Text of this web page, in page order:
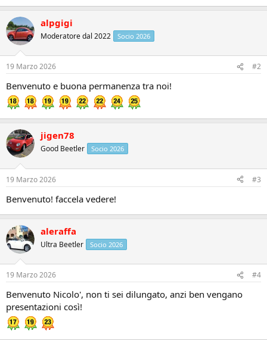
alpgigi
Moderatore dal 2022 Socio 2026
19 Marzo 2026 #2
Benvenuto e buona permanenza tra noi!
jigen78
Good Beetler Socio 2026
19 Marzo 2026 #3
Benvenuto! faccela vedere!
aleraffa
Ultra Beetler Socio 2026
19 Marzo 2026 #4
Benvenuto Nicolo', non ti sei dilungato, anzi ben vengano
presentazioni così!